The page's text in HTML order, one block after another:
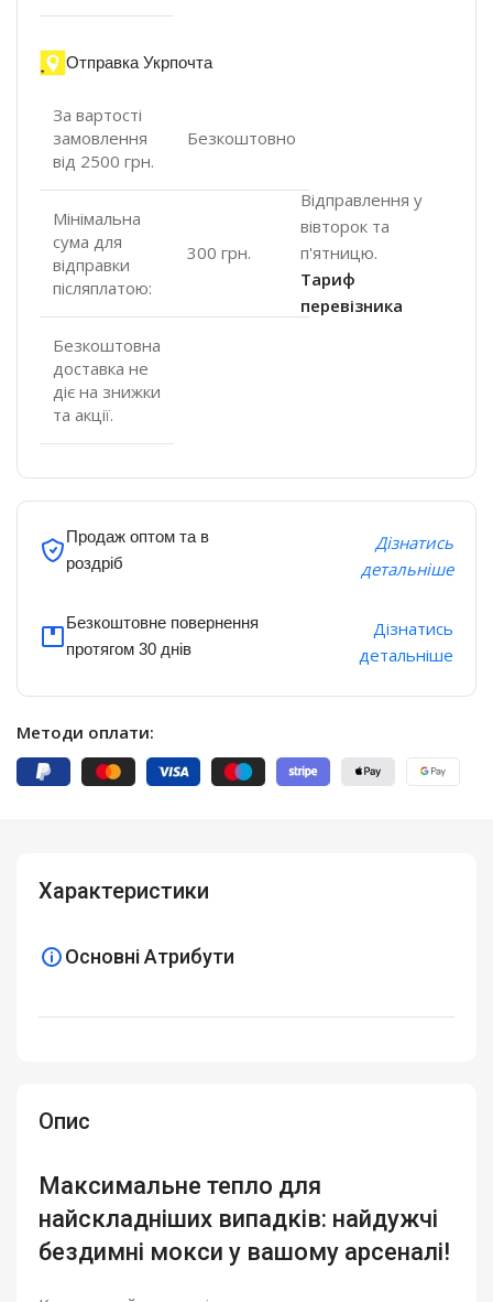
Отправка Укрпочта
За вартості
замовлення
від 2500 грн.
Безкоштовно
Мінімальна
сума для
відправки
післяплатою:
300 грн.
Безкоштовна
доставка не
діє на знижки
та акції.
Відправлення у
вівторок та
п'ятницю.
Тариф
перевізника
Продаж оптом та в
роздріб
Дізнатись
детальніше
Безкоштовне повернення
протягом 30 днів
Дізнатись
детальніше
Методи оплати:
Опис
Максимальне тепло для
найскладніших випадків: найдужчі
бездимні мокси у вашому арсеналі!
Характеристики
Основні Атрибути